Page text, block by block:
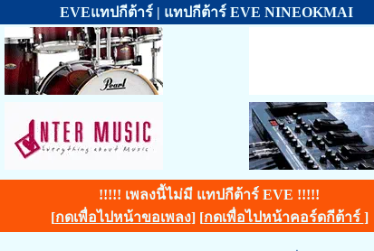
EVEแทปกีต้าร์ | แทปกีต้าร์ EVE NINEOKMAI
!!!!! เพลงนี้ไม่มี แทปกีต้าร์ EVE !!!!!
[กดเพื่อไปหน้าขอเพลง] [กดเพื่อไปหน้าคอร์ดกีต้าร์ ]